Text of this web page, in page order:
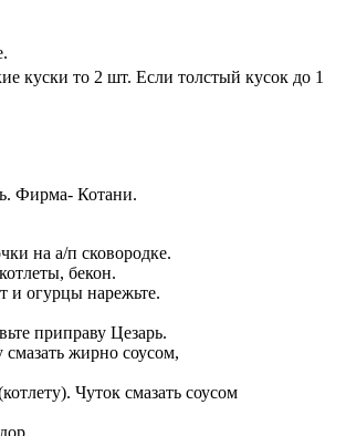
куски то 2 шт. Если толстый кусок до 1
Фирма- Котани.
на а/п сковородке.
бекон.
и огурцы нарежьте.
приправу Цезарь.
жирно соусом,
Чуток смазать соусом